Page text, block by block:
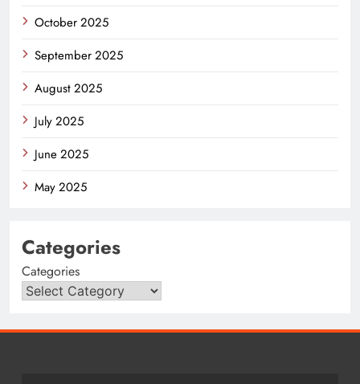
October 2025
September 2025
August 2025
July 2025
June 2025
May 2025
Categories
Categories